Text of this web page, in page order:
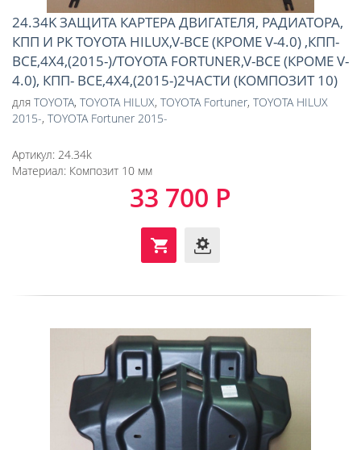
24.34K ЗАЩИТА КАРТЕРА ДВИГАТЕЛЯ, РАДИАТОРА,
КПП И РК TOYOTA HILUX,V-ВСЕ (КРОМЕ V-4.0) ,КПП-
ВСЕ,4X4,(2015-)/TOYOTA FORTUNER,V-ВСЕ (КРОМЕ V-
4.0), КПП- ВСЕ,4X4,(2015-)2ЧАСТИ (КОМПОЗИТ 10)
для TOYOTA, TOYOTA HILUX, TOYOTA Fortuner, TOYOTA HILUX
2015-, TOYOTA Fortuner 2015-
Артикул: 24.34k
Материал: Композит 10 мм
33 700 Р